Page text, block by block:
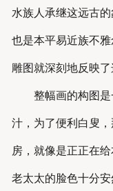
水族人承继这远古
也是本平易近族不
雕图就深刻地反映了
整幅画的构图是
汁，为了便利白叟
房，就像是正正在
老太太的脸色十分